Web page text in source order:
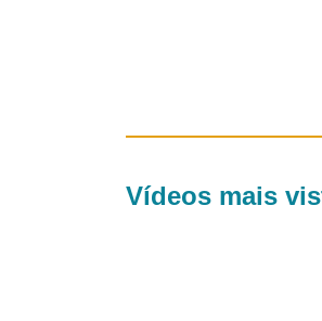
Vídeos mais